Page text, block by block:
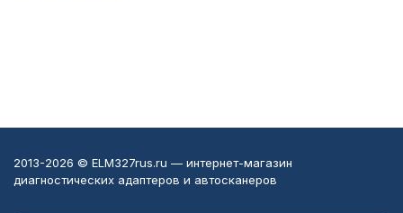
2013-2026 © ELM327rus.ru — интернет-магазин
диагностических адаптеров и автосканеров